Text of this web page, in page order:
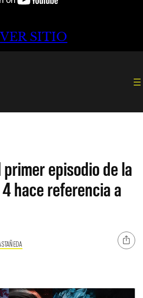
VER SITIO
episodio de la
hace referencia a